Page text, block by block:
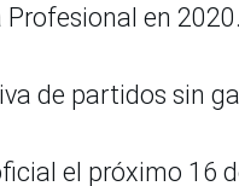
en
de partidos sin
el próximo 16